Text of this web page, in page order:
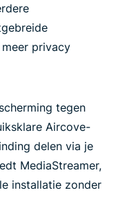
privacy
tegen
Aircove-
delen via je
MediaStreamer,
installatie zonder